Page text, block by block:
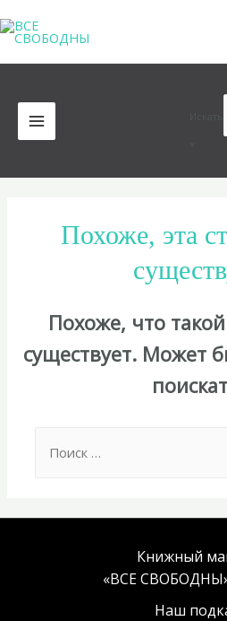
к
содержимому
MAIN
MENU
Похоже, эта
Похоже, что
существует. Может
for:
Книжный
«ВСЕ
Наш